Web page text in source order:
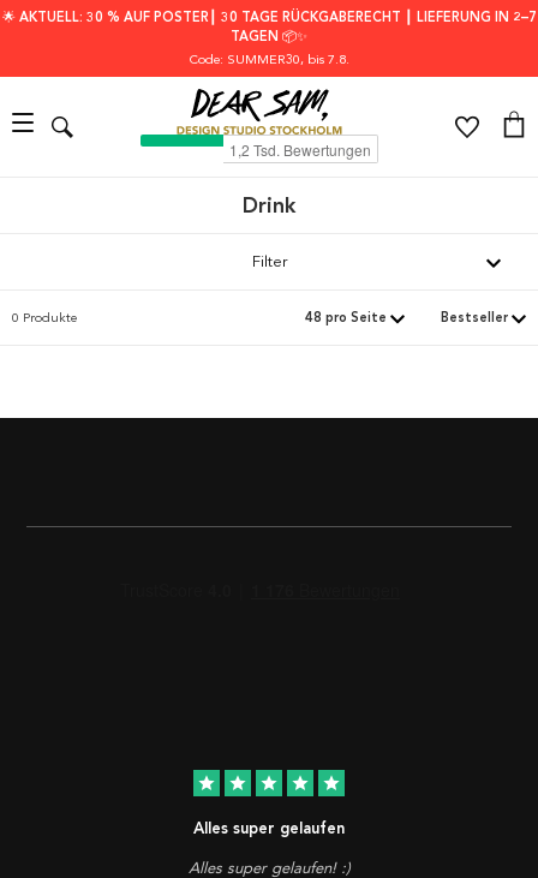
🌟 AKTUELL: 30 % AUF POSTER┃ 30 TAGE RÜCKGABERECHT ┃ LIEFERUNG IN 2–7
TAGEN 📦✨
Code: SUMMER30, bis 7.8.
Drink
Filter
0 Produkte
star star star star star
Alles super gelaufen
Alles super gelaufen! :)